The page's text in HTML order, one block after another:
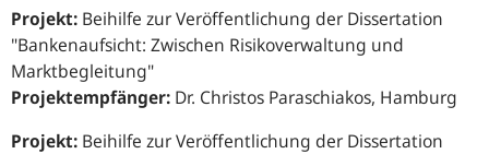
Projekt: Beihilfe zur Veröffentlichung der Dissertation
"Bankenaufsicht: Zwischen Risikoverwaltung und
Marktbegleitung"
Projektempfänger: Dr. Christos Paraschiakos, Hamburg
Projekt: Beihilfe zur Veröffentlichung der Dissertation